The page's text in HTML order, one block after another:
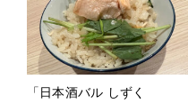
「日本酒バル しずく